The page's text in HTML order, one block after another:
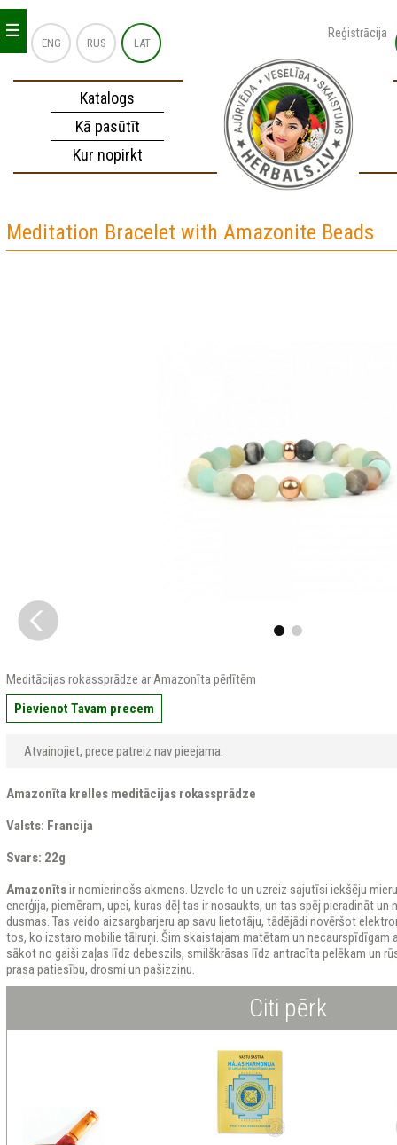
ENG RUS LAT
Reģistrācija
Katalogs
Kā pasūtīt
Kur nopirkt
_
_
_
Meditation Bracelet with Amazonite Beads
Meditācijas rokassprādze ar Amazonīta pērlītēm
Pievienot Tavam precem
Atvainojiet, prece patreiz nav pieejama.
Amazonīta krelles meditācijas rokassprādze
Valsts: Francija
Svars: 22g
Amazonītsir nomierinošs akmens. Uzvelc to un uzreiz sajutīsi iekšēju
enerģija, piemēram, upei, kuras dēļ tas ir nosaukts, un tas spēj pieradināt un
dusmas. Tas veido aizsargbarjeru ap savu lietotāju, tādējādi novēršot
tos, ko izstaro mobilie tālruņi. Šim skaistajam matētam un necaurspīdīgam
sākot no gaiši zaļas līdz debeszils, smilškrāsas līdz antracīta pelēkam un
prasa patiesību, drosmi un pašizziņu.
Citi pērk